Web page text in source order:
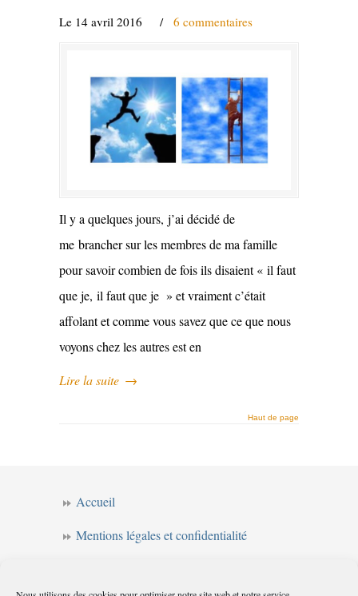
Le 14 avril 2016 / 6 commentaires
Il y a quelques jours, j’ai décidé de
me brancher sur les membres de ma famille
pour savoir combien de fois ils disaient « il faut
que je, il faut que je » et vraiment c’était
affolant et comme vous savez que ce que nous
voyons chez les autres est en
Lire la suite →
Haut de page
Accueil
Mentions légales et confidentialité